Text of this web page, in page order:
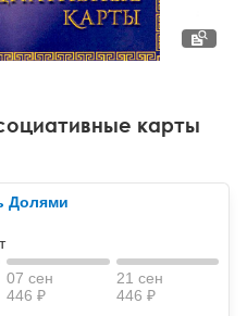
атаки
гипноз и НЛП
психология
карты
Долями
07 сен
446 ₽
21 сен
446 ₽